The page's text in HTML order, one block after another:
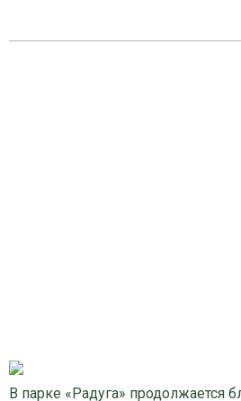
В парке «Радуга» продолжается